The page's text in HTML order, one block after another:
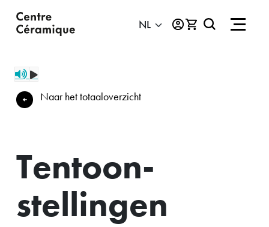
Naar het totaaloverzicht
Tentoon­
stellingen